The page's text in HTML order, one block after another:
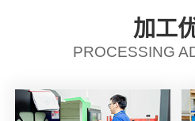
加工
PROCESSING